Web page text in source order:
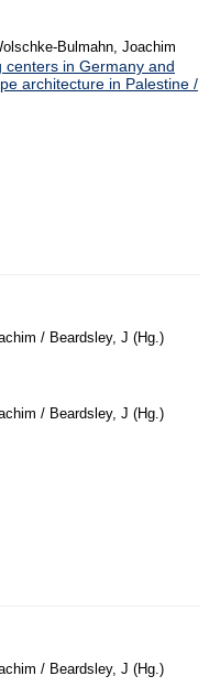
Bulmahn, Joachim
in Germany and
architecture in Palestine /
/ Beardsley, J (Hg.)
/ Beardsley, J (Hg.)
/ Beardsley, J (Hg.)